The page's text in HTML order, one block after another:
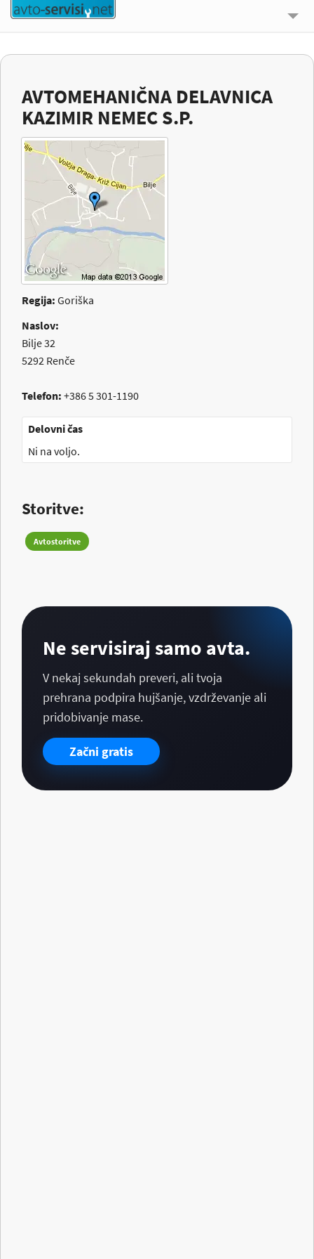
O NAS
KONTAKT
PRIJAVI SE
AVTOMEHANIČNA DELAVNICA
KAZIMIR NEMEC S.P.
Regija: Goriška
Naslov:
Bilje 32
5292 Renče
Telefon: +386 5 301-1190
Delovni čas
Ni na voljo.
Storitve:
Avtostoritve
Ne servisiraj samo avta.
V nekaj sekundah preveri, ali tvoja
prehrana podpira hujšanje, vzdrževanje ali
pridobivanje mase.
Začni gratis